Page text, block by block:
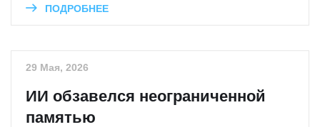
ПОДРОБНЕЕ
29 Мая, 2026
ИИ обзавелся неограниченной
памятью